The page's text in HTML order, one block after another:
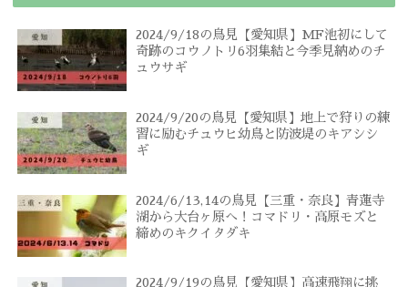
2024/9/18の鳥見【愛知県】MF池初にして
奇跡のコウノトリ6羽集結と今季見納めのチ
ュウサギ
2024/9/20の鳥見【愛知県】地上で狩りの練
習に励むチュウヒ幼鳥と防波堤のキアシシ
ギ
2024/6/13,14の鳥見【三重・奈良】青蓮寺
湖から大台ヶ原へ！コマドリ・高原モズと
締めのキクイタダキ
2024/9/19の鳥見【愛知県】高速飛翔に挑